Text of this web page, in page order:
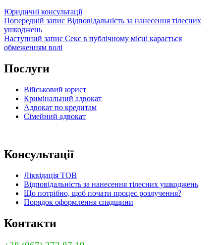
Категорії
Юридичні консультації
Навігація
записів
Попередній
запис
Попередній запис Відповідальність за нанесення тілесних
ушкоджень
Наступний
запис
Наступний запис Секс в публічному місці карається
обмеженням волі
Послуги
Військовий юрист
Кримінальний адвокат
Адвокат по кредитам
Сімейний адвокат
Консультації
Ліквідація ТОВ
Відповідальність за нанесення тілесних ушкоджень
Що потрібно, щоб почати процес розлучення?
Порядок оформлення спадщини
Контакти